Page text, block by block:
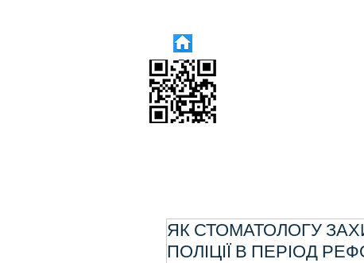
ЯК СТОМАТОЛОГУ
ПОЛІЦІЇ В ПЕРІОД